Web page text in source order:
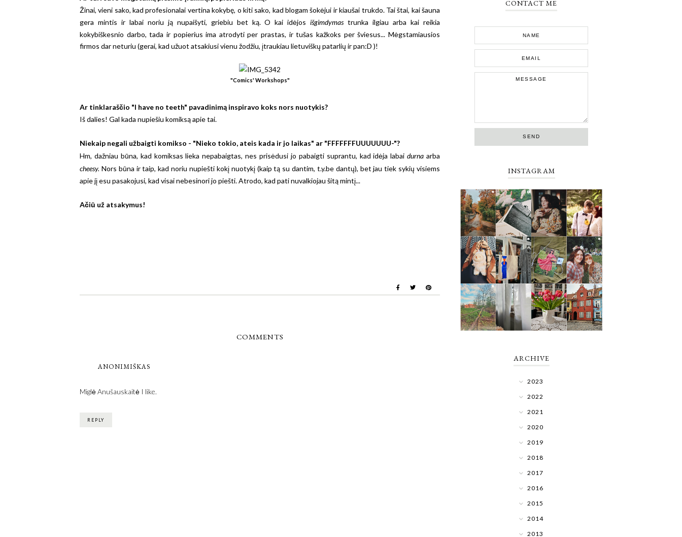
Žinai, vieni sako, kad profesionalai vertina kokybę, o kiti sako, kad blogam šokėjui ir kiaušai trukdo. Tai štai, kai šauna
gera mintis ir labai noriu ją nupaišyti, griebiu bet ką. O kai idėjos išgimdymastrunka ilgiau arba kai reikia
kokybiškesnio darbo, tada ir popierius ima atrodyti per prastas, ir tušas kažkoks per šviesus... Mėgstamiausios
firmos dar neturiu (gerai, kad užuot atsakiusi vienu žodžiu, įtraukiau lietuviškų patarlių ir pan:D )!
"Comics' Workshops"
Ar tinklaraščio "I have no teeth" pavadinimą inspiravo koks nors nuotykis?
Iš dalies! Gal kada nupiešiu komiksą apie tai.
Niekaip negali užbaigti komikso - "Nieko tokio, ateis kada ir jo laikas" ar "FFFFFFFUUUUUUU-"?
Hm, dažniau būna, kad komiksas lieka nepabaigtas, nes prisėdusi jo pabaigti suprantu, kad idėja labaidurna arba
cheesy. Nors būna ir taip, kad noriu nupiešti kokį nuotykį (kaip tą su dantim, t.y.be dantų), bet jau tiek sykių visiems
apie jį esu pasakojusi, kad visai nebesinori jo piešti. Atrodo, kad pati nuvalkiojau šitą mintį...
Ačiū už atsakymus!
COMMENTS
ANONIMIŠKAS
Miglė Anušauskaitė I like.
REPLY
CONTACT ME
INSTAGRAM
ARCHIVE
2023
2022
2021
2020
2019
2018
2017
2016
2015
2014
2013